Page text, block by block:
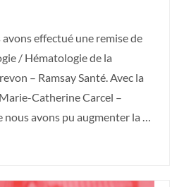
avons effectué une remise de
/ Hématologie de la
– Ramsay Santé. Avec la
Catherine Carcel –
nous avons pu augmenter la …